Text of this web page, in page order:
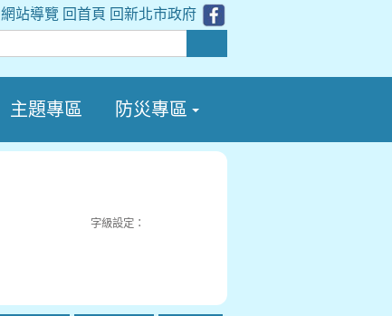
網站導覽 回首頁 回新北市政府
主題專區 防災專區
字級設定：